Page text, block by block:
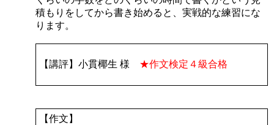
積もりをしてから書き始めると、実戦的な練習にな
ります。
【講評】小貫椰生 様 ★作文検定４級合格
【作文】